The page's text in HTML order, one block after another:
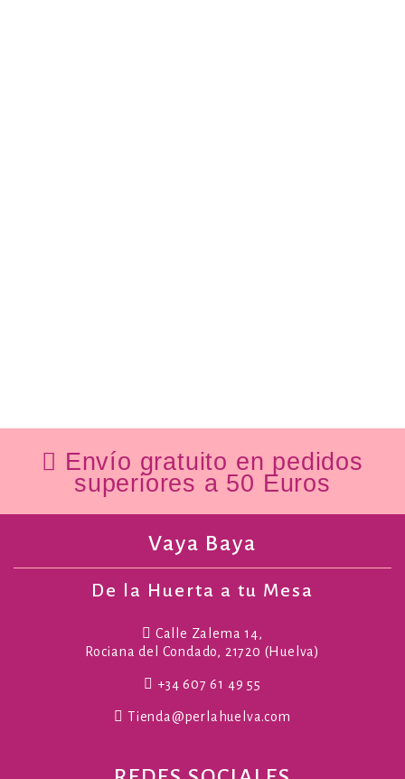
Envío gratuito en pedidos
superiores a 50 Euros
Vaya Baya
De la Huerta a tu Mesa
Calle Zalema 14,
Rociana del Condado, 21720 (Huelva)
+34 607 61 49 55
Tienda@perlahuelva.com